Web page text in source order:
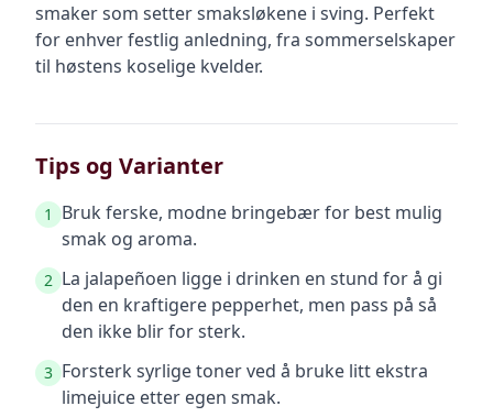
smaker som setter smaksløkene i sving. Perfekt
for enhver festlig anledning, fra sommerselskaper
til høstens koselige kvelder.
Tips og Varianter
1
Bruk ferske, modne bringebær for best mulig
smak og aroma.
2 La jalapeñoen ligge i drinken en stund for å gi
den en kraftigere pepperhet, men pass på så
den ikke blir for sterk.
3 Forsterk syrlige toner ved å bruke litt ekstra
limejuice etter egen smak.